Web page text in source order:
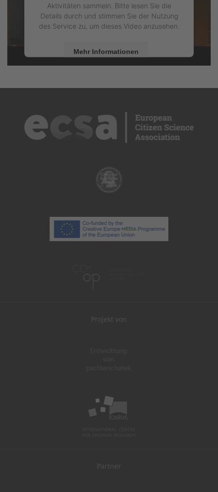
Aktivitäten sammeln. Bitte lesen Sie die
Details durch und stimmen Sie der Nutzung
des Service zu, um dieses Video anzusehen.
Mehr Informationen
Projekt von
Partner